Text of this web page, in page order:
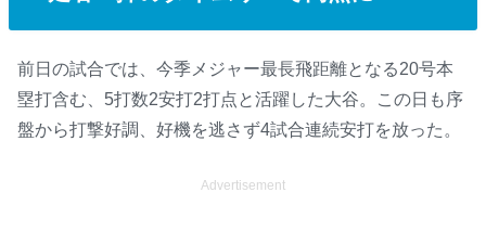
前日の試合では、今季メジャー最長飛距離となる20号本
塁打含む、5打数2安打2打点と活躍した大谷。この日も序
盤から打撃好調、好機を逃さず4試合連続安打を放った。
Advertisement